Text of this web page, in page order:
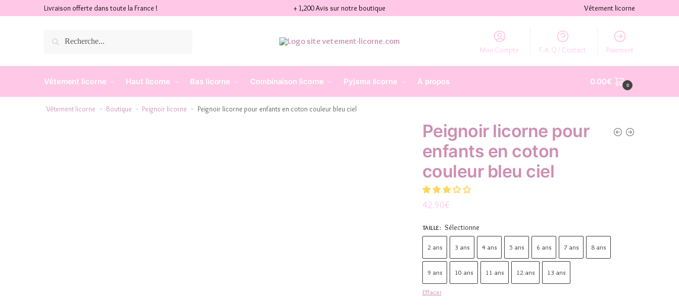
Livraison offerte dans toute la France ! + 1,200 Avis sur notre boutique Vêtement licorne
Recherche Mon Compte F.A.Q / Contact Paiement
Vêtement licorne Haut licorne Bas licorne Combinaison licorne Pyjama licorne À propos 0.00€ 0
Vêtement licorne » Boutique » Peignoir licorne » Peignoir licorne pour enfants en coton couleur bleu ciel
Peignoir licorne pour
enfants en coton
couleur bleu ciel
42.90€
TAILLE: Sélectionne
2 ans 3 ans 4 ans 5 ans 6 ans 7 ans 8 ans
9 ans 10 ans 11 ans 12 ans 13 ans
Effacer